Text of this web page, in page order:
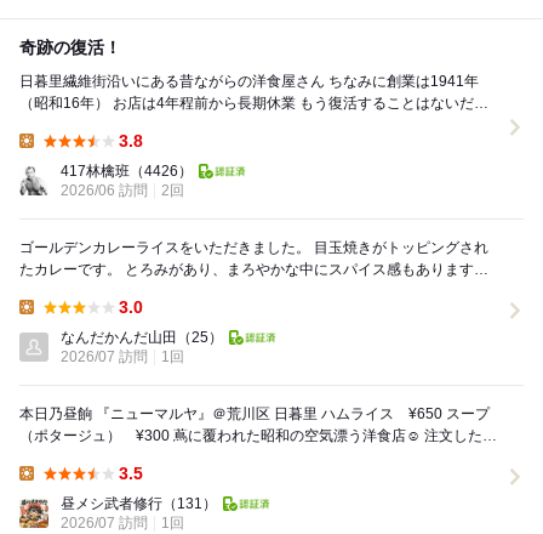
奇跡の復活！
日暮里繊維街沿いにある昔ながらの洋食屋さん ちなみに創業は1941年
（昭和16年） お店は4年程前から長期休業 もう復活することはないだろ
3.8
417林檎班 （4426）
2026/06 訪問
2回
ゴールデンカレーライスをいただきました。 目玉焼きがトッピングされ
たカレーです。 とろみがあり、まろやかな中にスパイス感もあります。
3.0
なんだかんだ山田
（25）
2026/07 訪問
1回
本日乃昼餉 『ニューマルヤ』＠荒川区 日暮里 ハムライス ¥650 スープ
（ポタージュ） ¥300 蔦に覆われた昭和の空気漂う洋食店☺️ 注文したの
3.5
昼メシ武者修行 （131）
2026/07 訪問
1回